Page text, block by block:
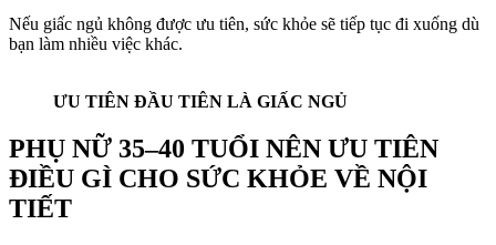
Nếu giấc ngủ không được ưu tiên, sức khỏe sẽ tiếp tục đi xuống dù
bạn làm nhiều việc khác.
ƯU TIÊN ĐẦU TIÊN LÀ GIẤC NGỦ
PHỤ NỮ 35–40 TUỔI NÊN ƯU TIÊN
ĐIỀU GÌ CHO SỨC KHỎE VỀ NỘI
TIẾT